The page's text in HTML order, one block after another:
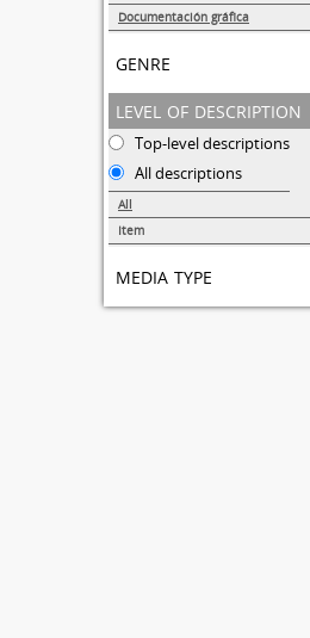
Documentación gráfica
genre
level of description
Top-level descriptions
All descriptions
All
Item
media type